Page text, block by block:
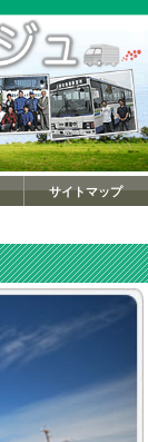
サイトマップ